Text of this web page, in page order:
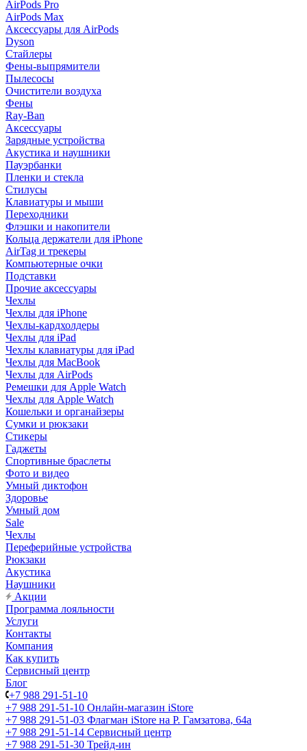
AirPods Pro
AirPods Max
Аксессуары для AirPods
Dyson
Стайлеры
Фены-выпрямители
Пылесосы
Очистители воздуха
Фены
Ray-Ban
Аксессуары
Зарядные устройства
Акустика и наушники
Пауэрбанки
Пленки и стекла
Стилусы
Клавиатуры и мыши
Переходники
Флэшки и накопители
Кольца держатели для iPhone
AirTag и трекеры
Компьютерные очки
Подставки
Прочие аксессуары
Чехлы
Чехлы для iPhone
Чехлы-кардхолдеры
Чехлы для iPad
Чехлы клавиатуры для iPad
Чехлы для MacBook
Чехлы для AirPods
Ремешки для Apple Watch
Чехлы для Apple Watch
Кошельки и органайзеры
Сумки и рюкзаки
Стикеры
Гаджеты
Спортивные браслеты
Фото и видео
Умный диктофон
Здоровье
Умный дом
Sale
Чехлы
Переферийные устройства
Рюкзаки
Акустика
Наушники
Акции
Программа лояльности
Услуги
Контакты
Компания
Как купить
Сервисный центр
Блог
+7 988 291-51-10
+7 988 291-51-10 Онлайн-магазин iStore
+7 988 291-51-03 Флагман iStore на Р. Гамзатова, 64а
+7 988 291-51-14 Сервисный центр
+7 988 291-51-30 Трейд-ин